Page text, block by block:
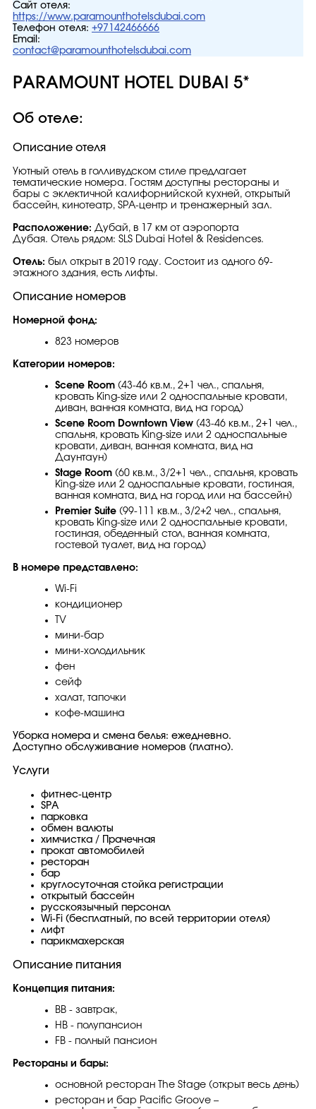
Сайт отеля:
https://www.paramounthotelsdubai.com
Телефон отеля: +97142466666
Email:
contact@paramounthotelsdubai.com
PARAMOUNT HOTEL DUBAI 5*
Об отеле:
Описание отеля
Уютный отель в голливудском стиле предлагает
тематические номера. Гостям доступны рестораны и
бары с эклектичной калифорнийской кухней, открытый
бассейн, кинотеатр, SPA-центр и тренажерный зал.
Расположение: Дубай, в 17 км от аэропорта
Дубая. Отель рядом: SLS Dubai Hotel & Residences.
Отель: был открыт в 2019 году. Состоит из одного 69-
этажного здания, есть лифты.
Описание номеров
Номерной фонд:
823 номеров
Категории номеров:
Scene Room (43-46 кв.м., 2+1 чел., спальня,
кровать King-size или 2 односпальные кровати,
диван, ванная комната, вид на город)
Scene Room Downtown View (43-46 кв.м., 2+1 чел.,
спальня, кровать King-size или 2 односпальные
кровати, диван, ванная комната, вид на
Даунтаун)
Stage Room (60 кв.м., 3/2+1 чел., спальня, кровать
King-size или 2 односпальные кровати, гостиная,
ванная комната, вид на город или на бассейн)
Premier Suite (99-111 кв.м., 3/2+2 чел., спальня,
кровать King-size или 2 односпальные кровати,
гостиная, обеденный стол, ванная комната,
гостевой туалет, вид на город)
В номере представлено:
Wi-Fi
кондиционер
TV
мини-бар
мини-холодильник
фен
сейф
халат, тапочки
кофе-машина
Уборка номера и смена белья: ежедневно.
Доступно обслуживание номеров (платно).
Услуги
фитнес-центр
SPA
парковка
обмен валюты
химчистка / Прачечная
прокат автомобилей
ресторан
бар
круглосуточная стойка регистрации
открытый бассейн
русскоязычный персонал
Wi-Fi (бесплатный, по всей территории отеля)
лифт
парикмахерская
Описание питания
Концепция питания:
BB - завтрак,
HB - полупансион
FB - полный пансион
Рестораны и бары:
основной ресторан The Stage (открыт весь день)
ресторан и бар Pacific Groove –